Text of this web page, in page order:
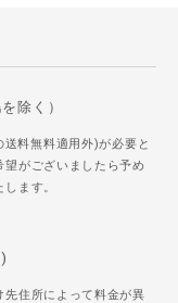
除く）
料無料適用外)が必要と
がございましたら予め
します。
先住所によって料金が異